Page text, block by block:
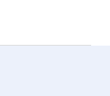
期には適
望の場合